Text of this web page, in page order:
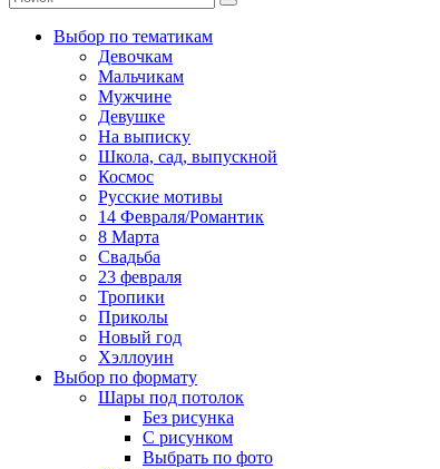
Выбор по тематикам
Девочкам
Мальчикам
Мужчине
Девушке
На выписку
Школа, сад, выпускной
Космос
Русские мотивы
14 Февраля/Романтик
8 Марта
Свадьба
23 февраля
Тропики
Приколы
Новый год
Хэллоуин
Выбор по формату
Шары под потолок
Без рисунка
С рисунком
Выбрать по фото